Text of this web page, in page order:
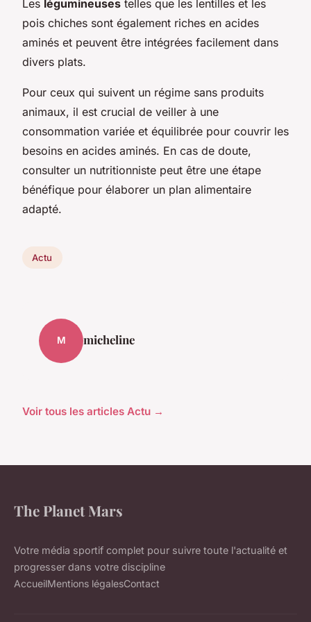
Les légumineuses telles que les lentilles et les
pois chiches sont également riches en acides
aminés et peuvent être intégrées facilement dans
divers plats.
Pour ceux qui suivent un régime sans produits
animaux, il est crucial de veiller à une
consommation variée et équilibrée pour couvrir les
besoins en acides aminés. En cas de doute,
consulter un nutritionniste peut être une étape
bénéfique pour élaborer un plan alimentaire
adapté.
Actu
M micheline
Voir tous les articles Actu →
The Planet Mars
Votre média sportif complet pour suivre toute l'actualité et
progresser dans votre discipline
AccueilMentions légalesContact